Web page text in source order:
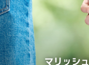
マリッシ